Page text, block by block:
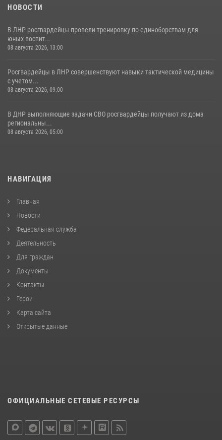
НОВОСТИ
В ЛНР росгвардейцы провели тренировку по единоборствам для
юных воспит...
08 августа 2026, 13:00
Росгвардейцы в ЛНР совершенствуют навыки тактической медицины
с учетом...
08 августа 2026, 09:00
В ДНР выполняющие задачи СВО росгвардейцы получают из дома
региональны...
08 августа 2026, 05:00
НАВИГАЦИЯ
Главная
Новости
Федеральная служба
Деятельность
Для граждан
Документы
Контакты
Герои
Карта сайта
Открытые данные
ОФИЦИАЛЬНЫЕ СЕТЕВЫЕ РЕСУРСЫ